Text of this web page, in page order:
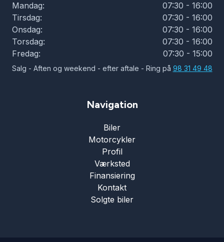
Mandag:
07:30 - 16:00
Tirsdag:
07:30 - 16:00
Onsdag:
07:30 - 16:00
Torsdag:
07:30 - 16:00
Fredag:
07:30 - 15:00
Salg - Aften og weekend - efter aftale - Ring på 98 31 49 48
Navigation
Biler
Motorcykler
Profil
Værksted
Finansiering
Kontakt
Solgte biler